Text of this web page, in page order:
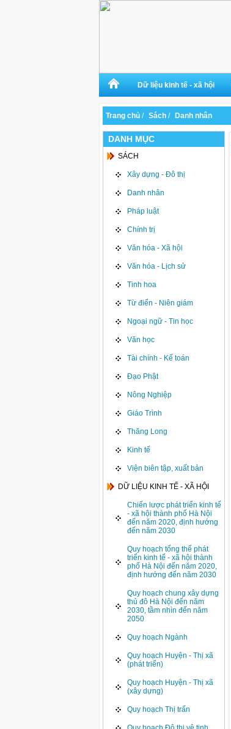
Dữ liệu kinh tế - xã hội
Trang chủ / Sách / Danh nhân
DANH MỤC
SÁCH
Xây dựng - Đô thị
Danh nhân
Pháp luật
Chính trị
Văn hóa - Xã hội
Văn hóa - Lịch sử
Tinh hoa
Từ điển - Niên giám
Ngoại ngữ - Tin học
Văn học
Tài chính - Kế toán
Đạo Phật
Nông Nghiệp
Giáo Trình
Thăng Long
Kinh tế
Viện biên tập, xuất bản
DỮ LIỆU KINH TẾ - XÃ HỘI
Chiến lược phát triển kinh tế
- xã hội thành phố Hà Nội
đến năm 2020, định hướng
đến năm 2030
Quy hoạch tổng thể phát
triển kinh tế - xã hội thành
phố Hà Nội đến năm 2020,
định hướng đến năm 2030
Quy hoạch chung xây dựng
thủ đô Hà Nội đến năm
2030, tầm nhìn đến năm
2050
Quy hoạch Ngành
Quy hoạch Huyện - Thị xã
(phát triển)
Quy hoạch Huyện - Thị xã
(xây dựng)
Quy hoạch Thị trấn